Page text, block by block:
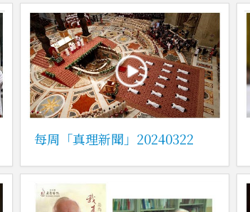
每周「真理新聞」20240322